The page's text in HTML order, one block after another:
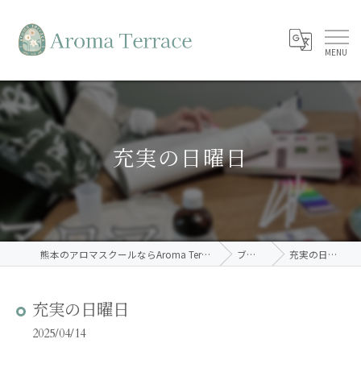
充実の日曜日
熊本のアロマスクールならAroma Terrace ブログ 充実の日曜日
充実の日曜日
2025/04/14